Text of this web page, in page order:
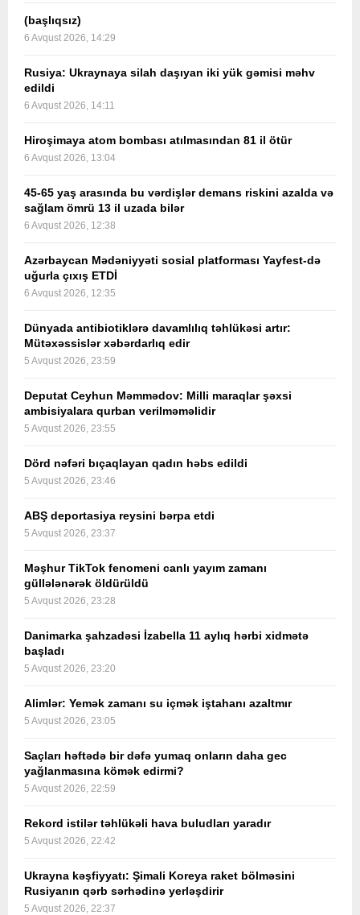
(başlıqsız)
6 Avqust 2026, 14:29
Rusiya: Ukraynaya silah daşıyan iki yük gəmisi məhv
edildi
6 Avqust 2026, 14:11
Hiroşimaya atom bombası atılmasından 81 il ötür
6 Avqust 2026, 13:04
45-65 yaş arasında bu vərdişlər demans riskini azalda və
sağlam ömrü 13 il uzada bilər
6 Avqust 2026, 12:38
Azərbaycan Mədəniyyəti sosial platforması Yayfest-də
uğurla çıxış ETDİ
6 Avqust 2026, 12:35
Dünyada antibiotiklərə davamlılıq təhlükəsi artır:
Mütəxəssislər xəbərdarlıq edir
5 Avqust 2026, 23:59
Deputat Ceyhun Məmmədov: Milli maraqlar şəxsi
ambisiyalara qurban verilməməlidir
5 Avqust 2026, 23:55
Dörd nəfəri bıçaqlayan qadın həbs edildi
5 Avqust 2026, 23:46
ABŞ deportasiya reysini bərpa etdi
5 Avqust 2026, 23:37
Məşhur TikTok fenomeni canlı yayım zamanı
güllələnərək öldürüldü
5 Avqust 2026, 23:28
Danimarka şahzadəsi İzabella 11 aylıq hərbi xidmətə
başladı
5 Avqust 2026, 23:20
Alimlər: Yemək zamanı su içmək iştahanı azaltmır
5 Avqust 2026, 23:05
Saçları həftədə bir dəfə yumaq onların daha gec
yağlanmasına kömək edirmi?
5 Avqust 2026, 22:59
Rekord istilər təhlükəli hava buludları yaradır
5 Avqust 2026, 22:42
Ukrayna kəşfiyyatı: Şimali Koreya raket bölməsini
Rusiyanın qərb sərhədinə yerləşdirir
5 Avqust 2026, 22:37